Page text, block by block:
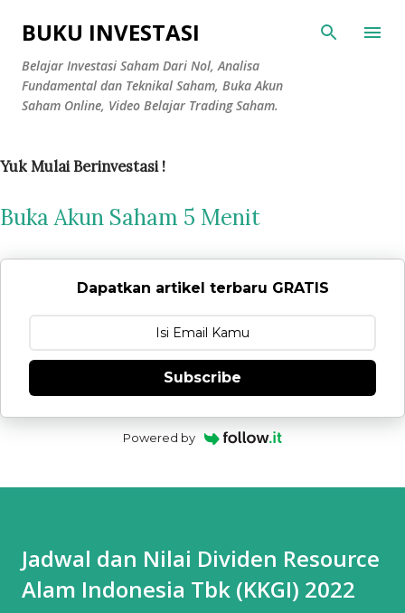
Langsung ke konten utama
BUKU INVESTASI
Belajar Investasi Saham Dari Nol, Analisa
Fundamental dan Teknikal Saham, Buka Akun
Saham Online, Video Belajar Trading Saham.
Yuk Mulai Berinvestasi !
Buka Akun Saham 5 Menit
Dapatkan artikel terbaru GRATIS
Subscribe
Powered by
Jadwal dan Nilai Dividen Resource
Alam Indonesia Tbk (KKGI) 2022